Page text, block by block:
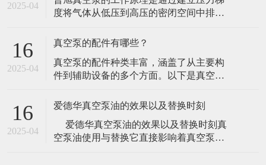
节至上‌：在维修过程中，需要仔细观察每
一个部件的工作情况，查找问题的根源。
2025-04
度将气体从低压到高压的密闭空间中排
普旭真空泵通常由排气部分、抽气部分和
通过机械运动将气体抽出密闭空间。 普旭
真空泵在应用中具有广泛的使用场景，包
作压
16
2025-04
真空泵的配件有哪些？
真空泵的配件种类丰富，涵盖了从主要构
件到辅助设备的多个方面。以下是真空泵
心部件，通过压缩和抽气，使气体排出系
大抽气速度，提高真空泵的工作效率。 导
叶：用于引导气体流动的方向，使气体流
16
2025-04
爱德华真空泵油的效果以及替换时刻
​ 爱德华真空泵油的效果以及替换时刻真
空泵油使用与替换它直接影响着真空泵的